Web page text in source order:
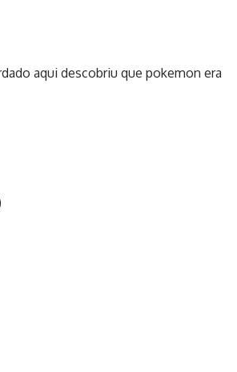
aqui descobriu que pokemon era